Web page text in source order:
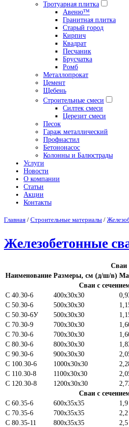
Тротуарная плитка
Авеню™
Гранитная плитка
Старый город
Кирпич
Квадрат
Песчаник
Брусчатка
Ромб
Металлопрокат
Цемент
Щебень
Строительные смеси
Силтек смеси
Церезит смеси
Песок
Гараж металлический
Профнастил
Бетононасос
Колонны и Балюстрады
Услуги
Новости
О компании
Статьи
Акции
Контакты
Главная / Строительные материалы /
Железобетонные
Сваи
Наименование Размеры, см (д/ш/в)
Сваи с
С 40.30-6
400х30х30
С 50.30-6
500х30х30
С 50.30-6У
500х30х30
С 70.30-9
700х30х30
С 70.30-6
700х30х30
С 80.30-6
800х30х30
С 90.30-6
900х30х30
С 100.30-6
1000х30х30
С 110.30-8
1100х30х30
С 120.30-8
1200х30х30
Сваи с
С 60.35-6
600х35х35 1,9
С 70.35-6
700х35х35 2,2
С 80.35-11
800х35х35 2,5